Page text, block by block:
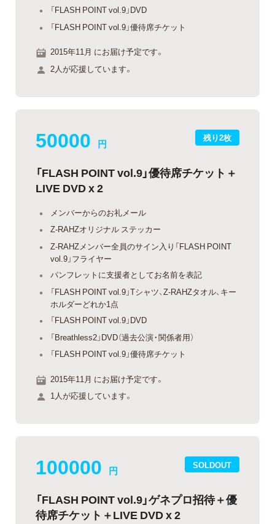
「FLASH POINT vol.9」DVD
「FLASH POINT vol.9」優待席チケット
2015年11月 にお届け予定です。
2人が応援しています。
残り2枚
50000 円
「FLASH POINT vol.9」優待席チケット＋
LIVE DVD x 2
メンバーからのお礼メール
Z-RAHZオリジナル ステッカー
Z-RAHZメンバー全員のサイン入り「FLASH POINT
vol.9」フライヤー
パンフレットに支援者としてお名前を表記
「FLASH POINT vol.9」Tシャツ、Z-RAHZタオル、キー
ホルダーどれか1点
「FLASH POINT vol.9」DVD
「Breathless2」DVD（過去公演・関係者用）
「FLASH POINT vol.9」優待席チケット
2015年11月 にお届け予定です。
1人が応援しています。
SOLDOUT
100000 円
「FLASH POINT vol.9」ゲネプロ招待＋優
待席チケット＋LIVE DVD x 2